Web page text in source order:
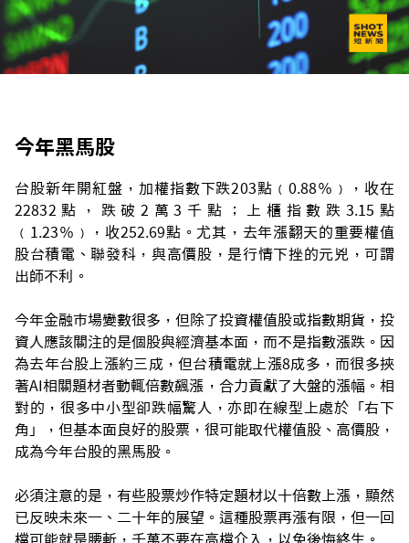
今年黑馬股
台股新年開紅盤，加權指數下跌203點﹙0.88％﹚，收在
22832點，跌破2萬3千點；上櫃指數跌3.15點
﹙1.23％﹚，收252.69點。尤其，去年漲翻天的重要權值
股台積電、聯發科，與高價股，是行情下挫的元兇，可謂
出師不利。
今年金融市場變數很多，但除了投資權值股或指數期貨，投
資人應該關注的是個股與經濟基本面，而不是指數漲跌。因
為去年台股上漲約三成，但台積電就上漲8成多，而很多挾
著AI相關題材者動輒倍數飆漲，合力貢獻了大盤的漲幅。相
對的，很多中小型卻跌幅驚人，亦即在線型上處於「右下
角」，但基本面良好的股票，很可能取代權值股、高價股，
成為今年台股的黑馬股。
必須注意的是，有些股票炒作特定題材以十倍數上漲，顯然
已反映未來一、二十年的展望。這種股票再漲有限，但一回
檔可能就是腰斬，千萬不要在高檔介入，以免後悔終生。